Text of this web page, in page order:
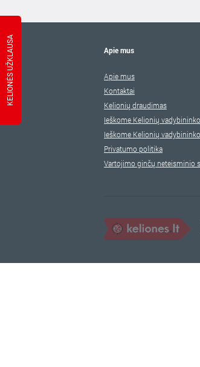
Apie mus
Apie mus
Kontaktai
Kelionių draudimas
Ieškome Kelionių vadybininko
Ieškome Kelionių
Privatumo politika
Vartojimo ginčų neteisminio
KELIONĖS UŽKLAUSA